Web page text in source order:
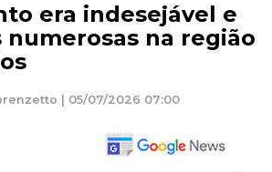
era indesejável e
numerosas na região
| 05/07/2026 07:00